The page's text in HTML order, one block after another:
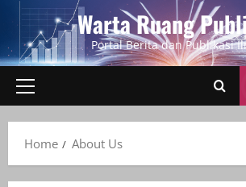
content
Warta Ruang
Portal Berita dan Publikasi
Primary
Home About Us